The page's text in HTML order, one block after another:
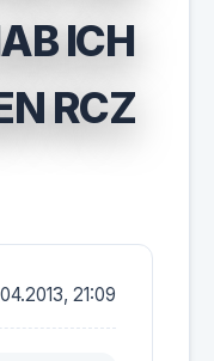
ICH
RCZ
21:09